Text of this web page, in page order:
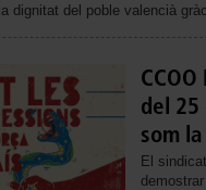
dignitat del poble valencià
del 25
som
El